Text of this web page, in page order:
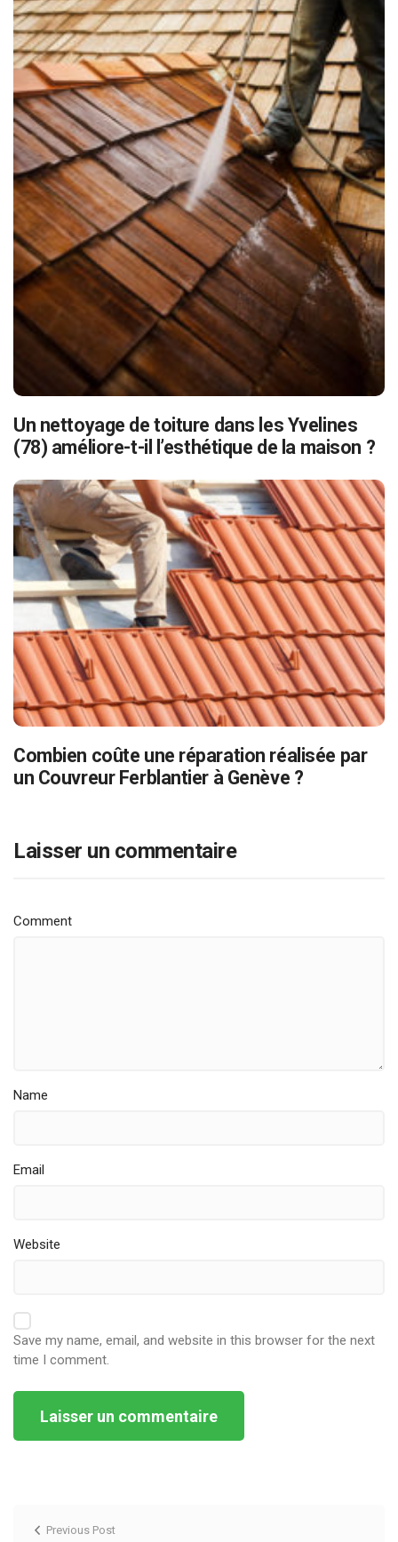
Un nettoyage de toiture dans les Yvelines
(78) améliore-t-il l’esthétique de la maison ?
Combien coûte une réparation réalisée par
un Couvreur Ferblantier à Genève ?
Laisser un commentaire
Comment
Name
Email
Website
Save my name, email, and website in this browser for the next
time I comment.
Previous Post